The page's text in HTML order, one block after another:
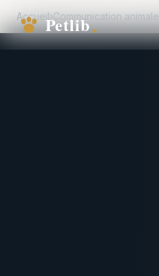
Accueil›Communication animale